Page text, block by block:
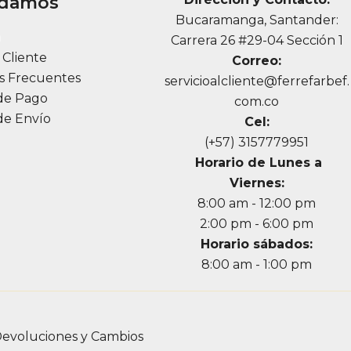
Cliente
Frecuentes
Pago
Envío
Bucaramanga, Santander:
Carrera 26 #29-04 Sección 1
Correo:
servicioalcliente@ferrefarbef.
com.co
Cel:
(+57) 3157779951
Horario de Lunes a
Viernes:
8:00 am - 12:00 pm
2:00 pm - 6:00 pm
Horario sábados:
8:00 am - 1:00 pm
y Cambios